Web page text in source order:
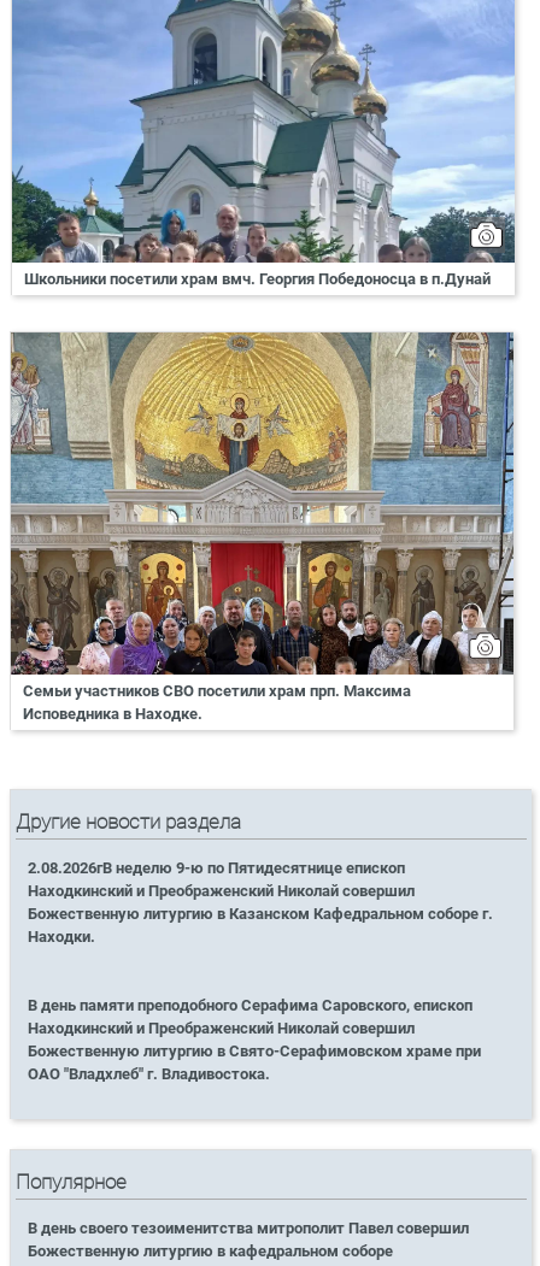
Школьники посетили храм вмч. Георгия Победоносца в п.Дунай
Семьи участников СВО посетили храм прп. Максима
Исповедника в Находке.
Другие новости раздела
2.08.2026гВ неделю 9-ю по Пятидесятнице епископ
Находкинский и Преображенский Николай совершил
Божественную литургию в Казанском Кафедральном соборе г.
Находки.
В день памяти преподобного Серафима Саровского, епископ
Находкинский и Преображенский Николай совершил
Божественную литургию в Свято-Серафимовском храме при
ОАО "Владхлеб" г. Владивостока.
Популярное
В день своего тезоименитства митрополит Павел совершил
Божественную литургию в кафедральном соборе